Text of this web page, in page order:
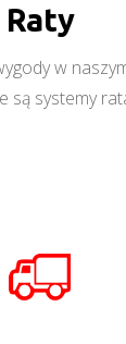
Raty
w
są systemy